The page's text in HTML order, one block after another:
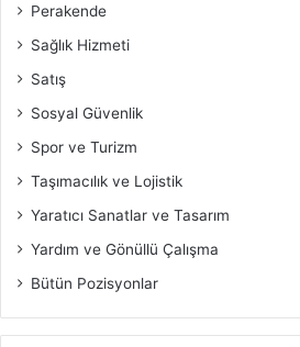
Perakende
Sağlık Hizmeti
Satış
Sosyal Güvenlik
Spor ve Turizm
Taşımacılık ve Lojistik
Yaratıcı Sanatlar ve Tasarım
Yardım ve Gönüllü Çalışma
Bütün Pozisyonlar